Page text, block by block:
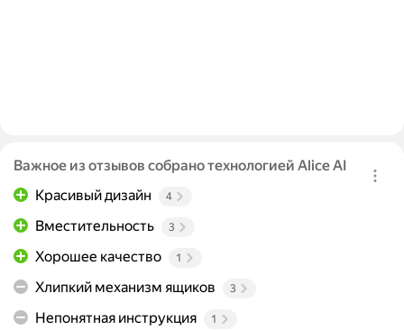
Важное из отзывов собрано технологией Alice AI
Красивый дизайн
4
Вместительность 3
Хорошее качество 1
Хлипкий механизм ящиков 3
Непонятная инструкция 1